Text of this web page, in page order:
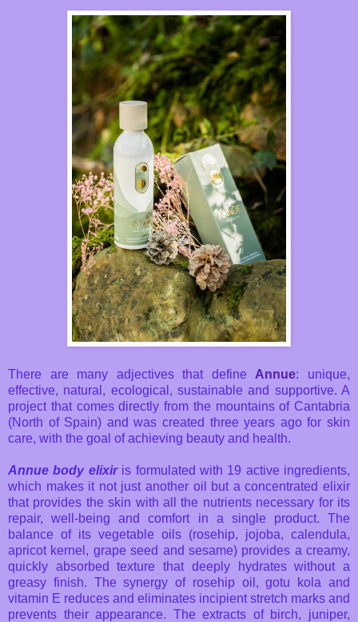
There are many adjectives that define Annue: unique,
effective, natural, ecological, sustainable and supportive. A
project that comes directly from the mountains of Cantabria
(North of Spain) and was created three years ago for skin
care, with the goal of achieving beauty and health.
Annue body elixiris formulated with 19 active ingredients,
which makes it not just another oil but a concentrated elixir
that provides the skin with all the nutrients necessary for its
repair, well-being and comfort in a single product. The
balance of its vegetable oils (rosehip, jojoba, calendula,
apricot kernel, grape seed and sesame) provides a creamy,
quickly absorbed texture that deeply hydrates without a
greasy finish. The synergy of rosehip oil, gotu kola and
vitamin E reduces and eliminates incipient stretch marks and
prevents their appearance. The extracts of birch, juniper,